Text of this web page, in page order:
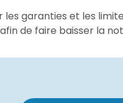
les garanties et les
de faire baisser la